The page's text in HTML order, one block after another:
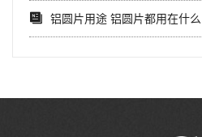
价格计算公式
铝圆片用途 铝圆片都用在什么